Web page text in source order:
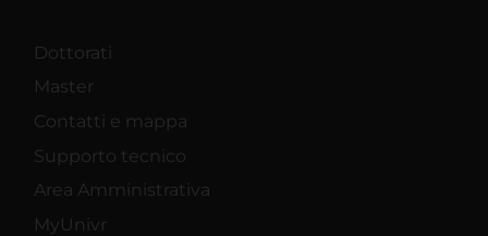
Dottorati
Master
Contatti e mappa
Supporto tecnico
Area Amministrativa
MyUnivr